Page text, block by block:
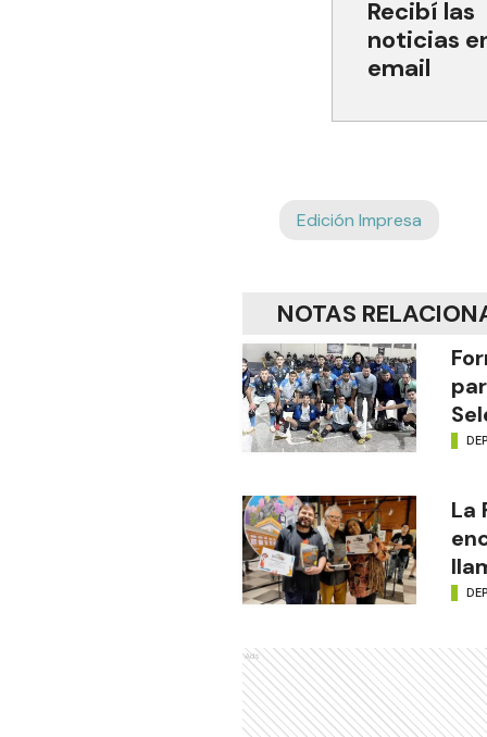
Recibí las
noticias
email
Edición Impresa
NOTAS
La
Ads